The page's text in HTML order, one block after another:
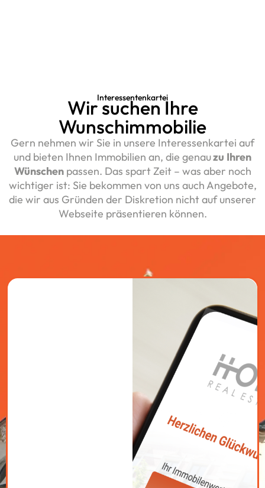
Interessentenkartei
Wir suchen Ihre
Wunschimmobilie
Gern nehmen wir Sie in unsere Interessenkartei auf
und bieten Ihnen Immobilien an, die genauzu Ihren
Wünschenpassen. Das spart Zeit – was aber noch
wichtiger ist: Sie bekommen von uns auch Angebote,
die wir aus Gründen der Diskretion nicht auf unserer
Webseite präsentieren können.